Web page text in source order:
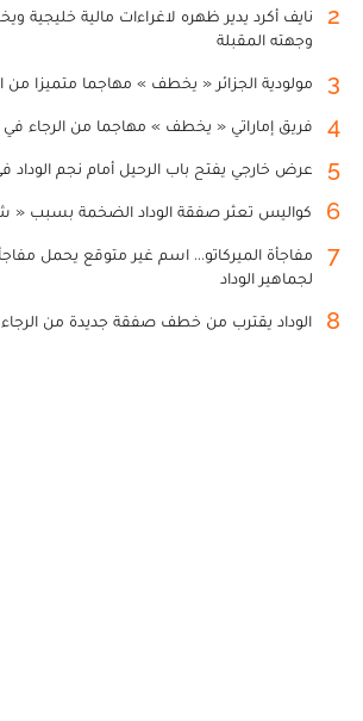
2
نايف أكرد يدير ظهره لاغراءات مالية خليجية
وجهته المقبلة
3 مولودية الجزائر « يخطف » مهاجما متميزا من
4 فريق إماراتي « يخطف » مهاجما من الرجاء في
5 عرض خارجي يفتح باب الرحيل أمام نجم الوداد
6 كواليس تعثر صفقة الوداد الضخمة بسبب «
7
مفاجأة الميركاتو... اسم غير متوقع يحمل
لجماهير الوداد
8 الوداد يقترب من خطف صفقة جديدة من الرجاء